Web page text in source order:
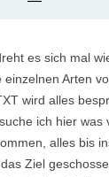
es sich mal
Arten
wird alles
ich hier was
alles bis
Ziel